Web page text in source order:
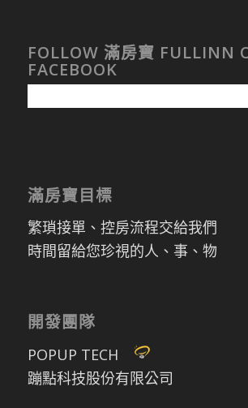
FOLLOW 滿房寶 FULLINN
FACEBOOK
滿房寶目標
繁瑣接單、控房流程交給我們
時間留給您珍視的人、事、物
開發團隊
POPUP TECH
蹦點科技股份有限公司